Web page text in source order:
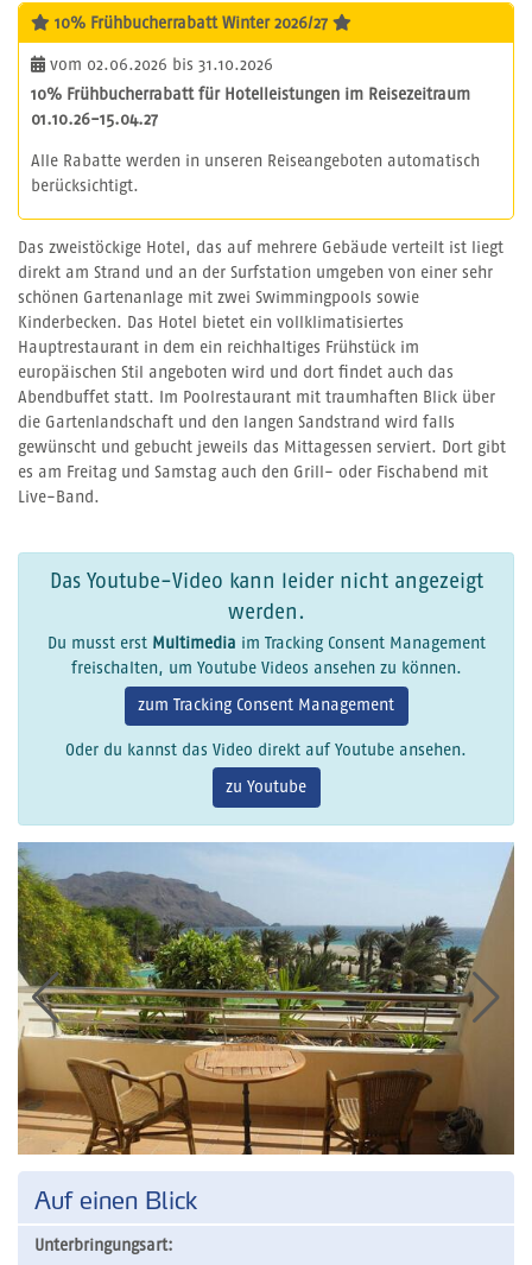
10% Frühbucherrabatt Winter 2026/27
vom 02.06.2026 bis 31.10.2026
10% Frühbucherrabatt für Hotelleistungen im Reisezeitraum
01.10.26-15.04.27
Alle Rabatte werden in unseren Reiseangeboten automatisch
berücksichtigt.
Das zweistöckige Hotel, das auf mehrere Gebäude verteilt ist liegt
direkt am Strand und an der Surfstation umgeben von einer sehr
schönen Gartenanlage mit zwei Swimmingpools sowie
Kinderbecken. Das Hotel bietet ein vollklimatisiertes
Hauptrestaurant in dem ein reichhaltiges Frühstück im
europäischen Stil angeboten wird und dort findet auch das
Abendbuffet statt. Im Poolrestaurant mit traumhaften Blick über
die Gartenlandschaft und den langen Sandstrand wird falls
gewünscht und gebucht jeweils das Mittagessen serviert. Dort gibt
es am Freitag und Samstag auch den Grill- oder Fischabend mit
Live-Band.
Das Youtube-Video kann leider nicht angezeigt
werden.
Du musst erst Multimedia im Tracking Consent Management
freischalten, um Youtube Videos ansehen zu können.
zum Tracking Consent Management
Oder du kannst das Video direkt auf Youtube ansehen.
zu Youtube
Auf einen Blick
Unterbringungsart: